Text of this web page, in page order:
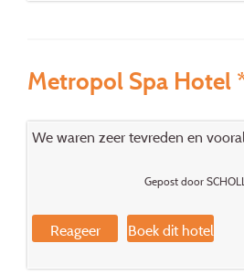
Metropol Spa Hotel
We waren zeer tevreden en
Gepost door
Reageer Boek dit hotel